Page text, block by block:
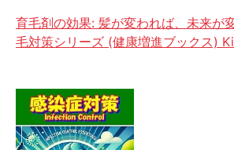
育毛剤の効果: 髪が変われば、未来が
毛対策シリーズ (健康増進ブックス)